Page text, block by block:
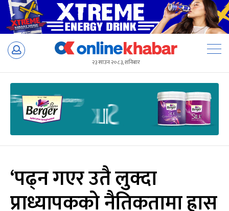
Skip
२३ साउन २०८३, शनिबार
‘पढ्न गएर उतै लुक्दा
प्राध्यापकको नैतिकतामा ह्रास